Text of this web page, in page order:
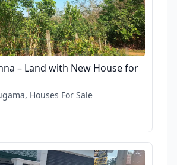
– Land with New House for
Houses For Sale